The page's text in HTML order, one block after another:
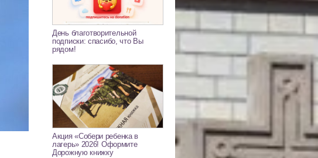
День благотворительной
подписки: спасибо, что Вы
рядом!
Акция «Собери ребенка в
лагерь» 2026! Оформите
Дорожную книжку